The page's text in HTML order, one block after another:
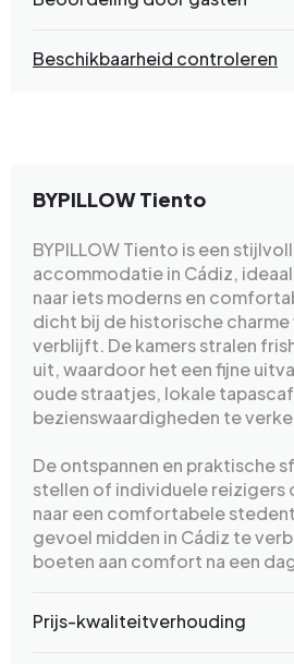
Beschikbaarheid controleren
BYPILLOW Tiento
BYPILLOW Tiento is een
accommodatie in Cádiz,
naar iets moderns en
dicht bij de historische charme
verblijft. De kamers stralen
uit, waardoor het een fijne
oude straatjes, lokale
bezienswaardigheden te
De ontspannen en praktische
stellen of individuele reizigers
naar een comfortabele
gevoel midden in Cádiz te
boeten aan comfort na een
Prijs-kwaliteitverhouding